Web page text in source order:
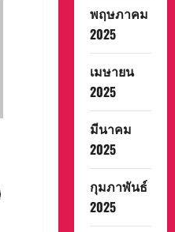
พฤษภาคม
2025
เมษายน
2025
มีนาคม
2025
กุมภาพันธ์
2025